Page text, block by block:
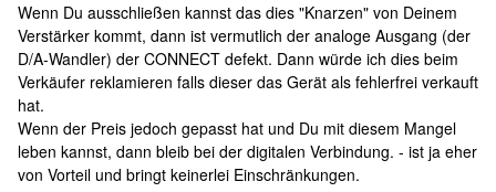
Wenn Du ausschließen kannst das dies "Knarzen" von Deinem
Verstärker kommt, dann ist vermutlich der analoge Ausgang (der
D/A-Wandler) der CONNECT defekt. Dann würde ich dies beim
Verkäufer reklamieren falls dieser das Gerät als fehlerfrei verkauft
hat.
Wenn der Preis jedoch gepasst hat und Du mit diesem Mangel
leben kannst, dann bleib bei der digitalen Verbindung. - ist ja eher
von Vorteil und bringt keinerlei Einschränkungen.